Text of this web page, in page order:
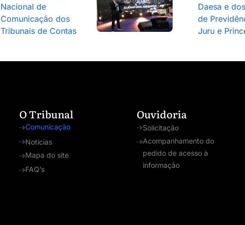
Nacional de
Comunicação dos
Tribunais de Contas
Daesa e
de
Juru e
O Tribunal
Comunicação
Notícias
Mapa do site
FAQ’s
Ouvidoria
Solicitação
Acompanhamento do
pedido de acesso à
informação